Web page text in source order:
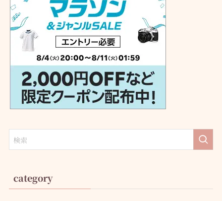
category